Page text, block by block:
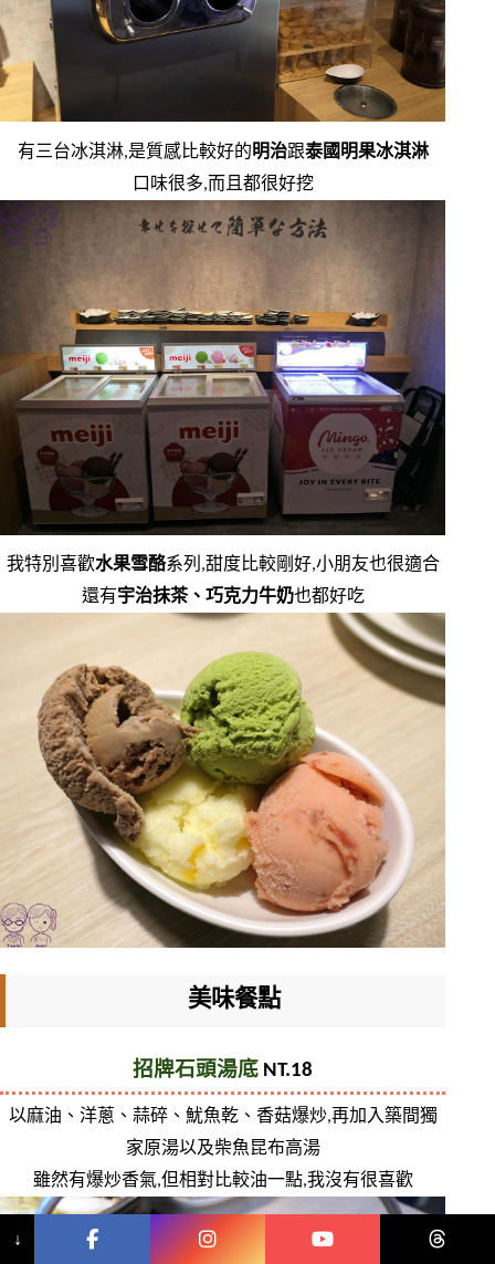
有三台冰淇淋,是質感比較好的明治跟泰國明果冰淇淋
口味很多,而且都很好挖
我特別喜歡水果雪酪系列,甜度比較剛好,小朋友也很適合
還有宇治抹茶、巧克力牛奶也都好吃
美味餐點
招牌石頭湯底 NT.18
以麻油、洋蔥、蒜碎、魷魚乾、香菇爆炒,再加入築間獨
家原湯以及柴魚昆布高湯
雖然有爆炒香氣,但相對比較油一點,我沒有很喜歡
↓